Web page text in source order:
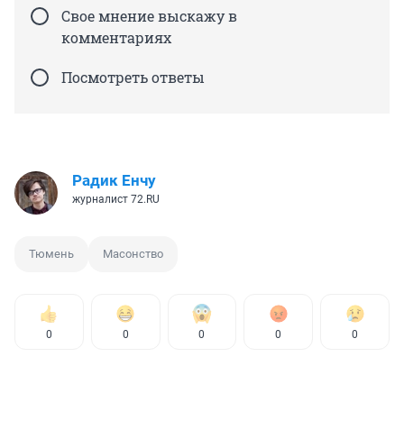
Свое мнение выскажу в
комментариях
Посмотреть ответы
Радик Енчу
журналист 72.RU
Тюмень Масонство
0 0 0 0 0